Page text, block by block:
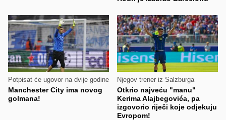
Potpisat će ugovor na dvije godine
Manchester City ima novog
golmana!
Njegov trener iz Salzburga
Otkrio najveću "manu"
Kerima Alajbegovića, pa
izgovorio riječi koje odjekuju
Evropom!